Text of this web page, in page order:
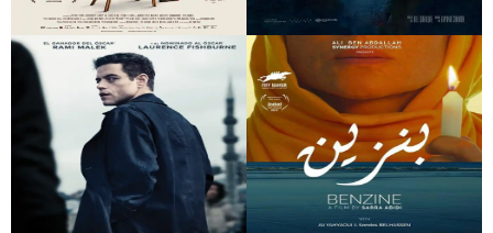
Una quinta
portuguesa
El contable 2